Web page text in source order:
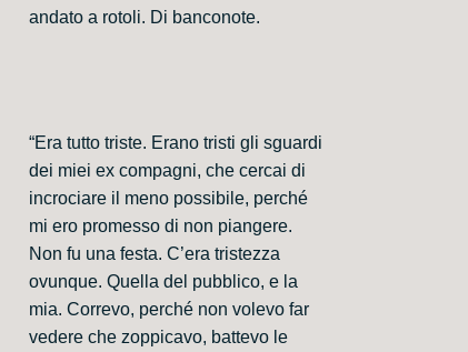
andato a rotoli. Di banconote.
“Era tutto triste. Erano tristi gli sguardi
dei miei ex compagni, che cercai di
incrociare il meno possibile, perché
mi ero promesso di non piangere.
Non fu una festa. C’era tristezza
ovunque. Quella del pubblico, e la
mia. Correvo, perché non volevo far
vedere che zoppicavo, battevo le